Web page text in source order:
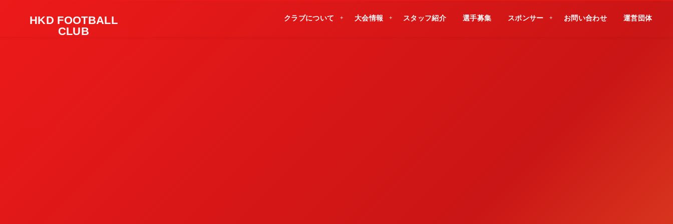
HKD FOOTBALL
CLUB
クラブについて 大会情報 スタッフ紹介 選手募集 スポンサー お問い合わせ 運営団体